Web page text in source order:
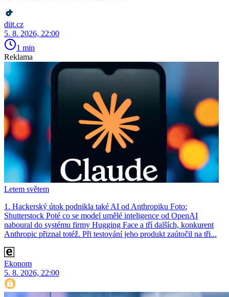
diit.cz
5. 8. 2026, 22:00
1 min
Reklama
Letem světem
1. Hackerský útok podnikla také AI od Anthropiku Foto:
Shutterstock Poté co se model umělé inteligence od OpenAI
naboural do systému firmy Hugging Face a tří dalších, konkurent
Anthro­pic přiznal totéž. Při testování jeho produkt zaútočil na tři...
Ekonom
5. 8. 2026, 22:00